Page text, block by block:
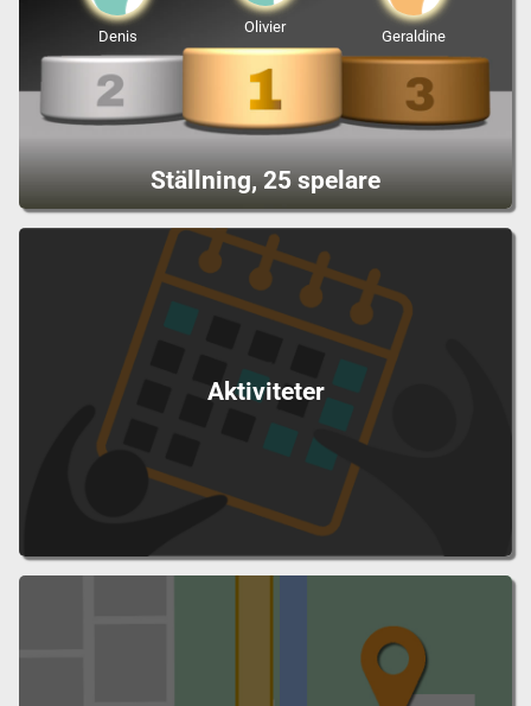
Ställning, 25 spelare
Olivier
Denis Geraldine
Aktiviteter